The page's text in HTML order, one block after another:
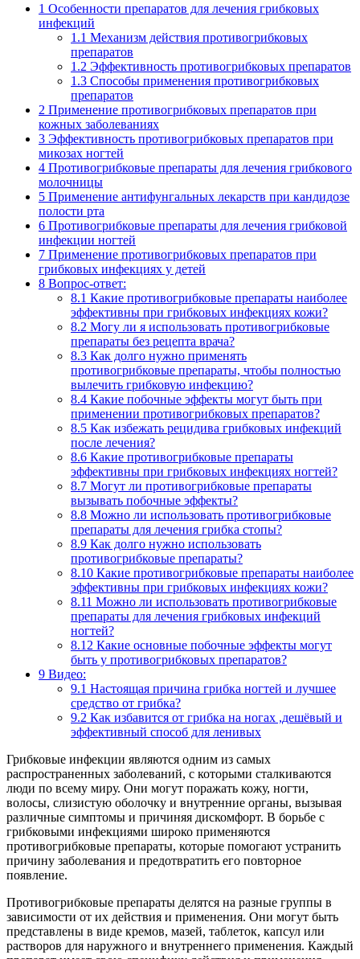
1 Особенности препаратов для лечения грибковых
инфекций
1.1 Механизм действия противогрибковых
препаратов
1.2 Эффективность противогрибковых препаратов
1.3 Способы применения противогрибковых
препаратов
2 Применение противогрибковых препаратов при
кожных заболеваниях
3 Эффективность противогрибковых препаратов при
микозах ногтей
4 Противогрибковые препараты для лечения грибкового
молочницы
5 Применение антифунгальных лекарств при кандидозе
полости рта
6 Противогрибковые препараты для лечения грибковой
инфекции ногтей
7 Применение противогрибковых препаратов при
грибковых инфекциях у детей
8 Вопрос-ответ:
8.1 Какие противогрибковые препараты наиболее
эффективны при грибковых инфекциях кожи?
8.2 Могу ли я использовать противогрибковые
препараты без рецепта врача?
8.3 Как долго нужно применять
противогрибковые препараты, чтобы полностью
вылечить грибковую инфекцию?
8.4 Какие побочные эффекты могут быть при
применении противогрибковых препаратов?
8.5 Как избежать рецидива грибковых инфекций
после лечения?
8.6 Какие противогрибковые препараты
эффективны при грибковых инфекциях ногтей?
8.7 Могут ли противогрибковые препараты
вызывать побочные эффекты?
8.8 Можно ли использовать противогрибковые
препараты для лечения грибка стопы?
8.9 Как долго нужно использовать
противогрибковые препараты?
8.10 Какие противогрибковые препараты наиболее
эффективны при грибковых инфекциях кожи?
8.11 Можно ли использовать противогрибковые
препараты для лечения грибковых инфекций
ногтей?
8.12 Какие основные побочные эффекты могут
быть у противогрибковых препаратов?
9 Видео:
9.1 Настоящая причина грибка ногтей и лучшее
средство от грибка?
9.2 Как избавится от грибка на ногах ,дешёвый и
эффективный способ для ленивых
Грибковые инфекции являются одним из самых
распространенных заболеваний, с которыми сталкиваются
люди по всему миру. Они могут поражать кожу, ногти,
волосы, слизистую оболочку и внутренние органы, вызывая
различные симптомы и причиняя дискомфорт. В борьбе с
грибковыми инфекциями широко применяются
противогрибковые препараты, которые помогают устранить
причину заболевания и предотвратить его повторное
появление.
Противогрибковые препараты делятся на разные группы в
зависимости от их действия и применения. Они могут быть
представлены в виде кремов, мазей, таблеток, капсул или
растворов для наружного и внутреннего применения. Каждый